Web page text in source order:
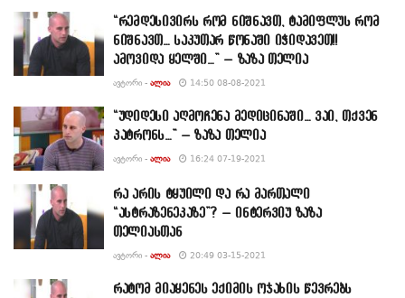
“რემდესივირს რომ ნიშნავთ, ტამიფლუს რომ
ნიშნავთ… საკუთარ წონაში იჭიდავეთ!!
ამოვიდა ყელში…” – ზაზა თელია
ᲐᲕᲢᲝᲠᲘ - ᲐᲚᲘᲐ 14:50 08-08-2021
“უდიდესი აღმოჩენა მედიცინაში… ვაი, თქვენ
პატრონს…” – ზაზა თელია
ᲐᲕᲢᲝᲠᲘ - ᲐᲚᲘᲐ 16:24 07-19-2021
რა არის ტყუილი და რა მართალი
“ასტრაზენეკაზე”? – ინტერვიუ ზაზა
თელიასთან
ᲐᲕᲢᲝᲠᲘ - ᲐᲚᲘᲐ 20:49 03-15-2021
რატომ მიაყენეს ექიმის ოჯახის წევრებს